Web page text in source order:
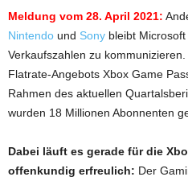
Meldung vom 28. April 2021:
Nintendo und Sony bleibt
Verkaufszahlen zu
Flatrate-Angebots Xbox Game
Rahmen des aktuellen
wurden 18 Millionen Abonnenten
Dabei läuft es gerade für die
offenkundig erfreulich: Der